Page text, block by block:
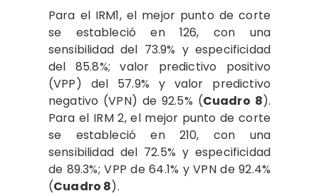
Para el IRM1, el mejor punto de corte
se estableció en 126, con una
sensibilidad del 73.9% y especificidad
del 85.8%; valor predictivo positivo
(VPP) del 57.9% y valor predictivo
negativo (VPN) de 92.5% (Cuadro 8).
Para el IRM 2, el mejor punto de corte
se estableció en 210, con una
sensibilidad del 72.5% y especificidad
de 89.3%; VPP de 64.1% y VPN de 92.4%
(Cuadro 8).